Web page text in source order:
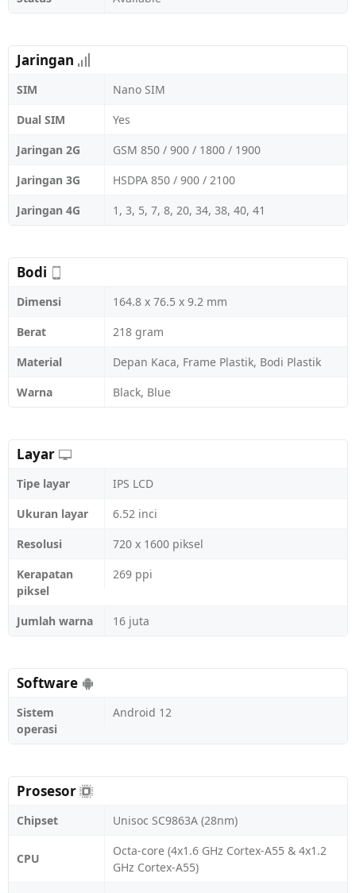
Jaringan
SIM
Nano SIM
Dual SIM
Yes
Jaringan 2G
GSM 850 / 900 / 1800 / 1900
Jaringan 3G
HSDPA 850 / 900 / 2100
Jaringan 4G
1, 3, 5, 7, 8, 20, 34, 38, 40, 41
Bodi
Dimensi
164.8 x 76.5 x 9.2 mm
Berat
218 gram
Material
Depan Kaca, Frame Plastik, Bodi Plastik
Warna
Black, Blue
Layar
Tipe layar
IPS LCD
Ukuran layar
6.52 inci
Resolusi
720 x 1600 piksel
Kerapatan
piksel
269 ppi
Jumlah warna 16 juta
Software
Sistem
operasi
Android 12
Prosesor
Chipset Unisoc SC9863A (28nm)
CPU
Octa-core (4x1.6 GHz Cortex-A55 & 4x1.2
GHz Cortex-A55)